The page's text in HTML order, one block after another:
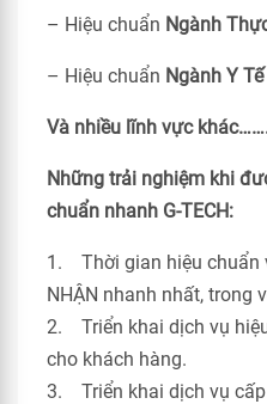
– Hiệu chuẩn Ngành
– Hiệu chuẩn Ngành Y Tế
Và nhiều lĩnh vực
Những trải nghiệm khi
chuẩn nhanh G-TECH:
1. Thời gian hiệu chuẩn
NHẬN nhanh nhất, trong
2. Triển khai dịch vụ
cho khách hàng.
3. Triển khai dịch vụ cấp